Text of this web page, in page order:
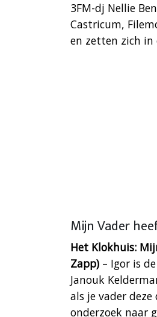
3FM-dj Nellie
Castricum,
en zetten zich in
Mijn Vader
Het Klokhuis:
Zapp) – Igor is
Janouk
als je vader
onderzoek naar